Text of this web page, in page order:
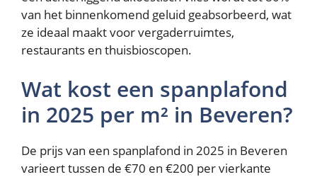
van het binnenkomend geluid geabsorbeerd, wat
ze ideaal maakt voor vergaderruimtes,
restaurants en thuisbioscopen.
Wat kost een spanplafond
in 2025 per m² in Beveren?
De prijs van een spanplafond in 2025 in Beveren
varieert tussen de €70 en €200 per vierkante